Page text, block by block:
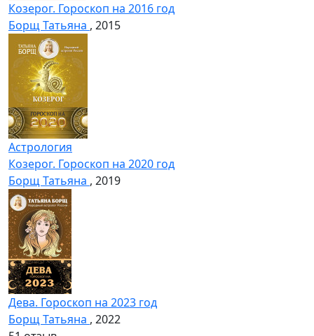
Козерог. Гороскоп на 2016 год
Борщ Татьяна , 2015
Астрология
Козерог. Гороскоп на 2020 год
Борщ Татьяна , 2019
Дева. Гороскоп на 2023 год
Борщ Татьяна , 2022